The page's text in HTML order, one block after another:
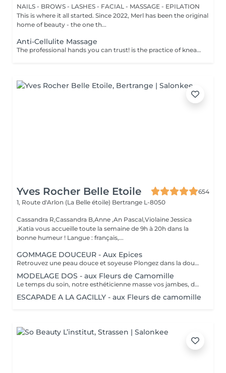
NAILS - BROWS - LASHES - FACIAL - MASSAGE - EPILATION
This is where it all started. Since 2022, Merl has been the original
home of beauty - the one th...
Anti-Cellulite Massage
The professional hands you can trust! is the practice of kneading or manipulating a person's muscles and other soft-tissue in order to reduce stress, reduce muscle pain, increase relaxation and improve the work of the immune system. Benefits of getting an anti-cellulite massage: - improves blood circulation - congestion in the skin goes away - metabolic processes in cells and tissues are activated - muscles and tissues are saturated with oxygen and minerals - skin becomes smooth and elastic How is massage anti-cellulite done? - back is massaged - arms are massaged - legs are massaged - belly is massaged Age restrictions: recommended to do from 16 years. Post procedure recommendations: do not do sport and any sharp movements for 2-3 hours after the procedure. Frequency: 2-3 times per week, 10 times in total. Repeat once in 3-6 months.
Yves Rocher Belle Etoile
654
1, Route d'Arlon (La Belle étoile) Bertrange L-8050
Cassandra R,Cassandra B,Anne ,An Pascal,Violaine Jessica
,Katia vous accueille toute la semaine de 9h à 20h dans la
bonne humeur ! Langue : français,...
GOMMAGE DOUCEUR - Aux Epices
Retrouvez une peau douce et soyeuse Plongez dans la douceur tropicale dIndonésie à travers les notes épicées des huiles essentielles de Girofle et de Muscade. Ce gommage aux effluves chauds et naturels vous transporte tout en exfoliant délicatement votre peau : elle est douce, lumineuse et satinée.
MODELAGE DOS - aux Fleurs de Camomille
Le temps du soin, notre esthéticienne masse vos jambes, des orteils à la taille dans un mouvement tonique qui active la microcirculation et leurs procure un confort sans précédent. Bénéfices : Vos jambes retrouvent fraicheur et légèreté.
ESCAPADE A LA GACILLY - aux Fleurs de camomille